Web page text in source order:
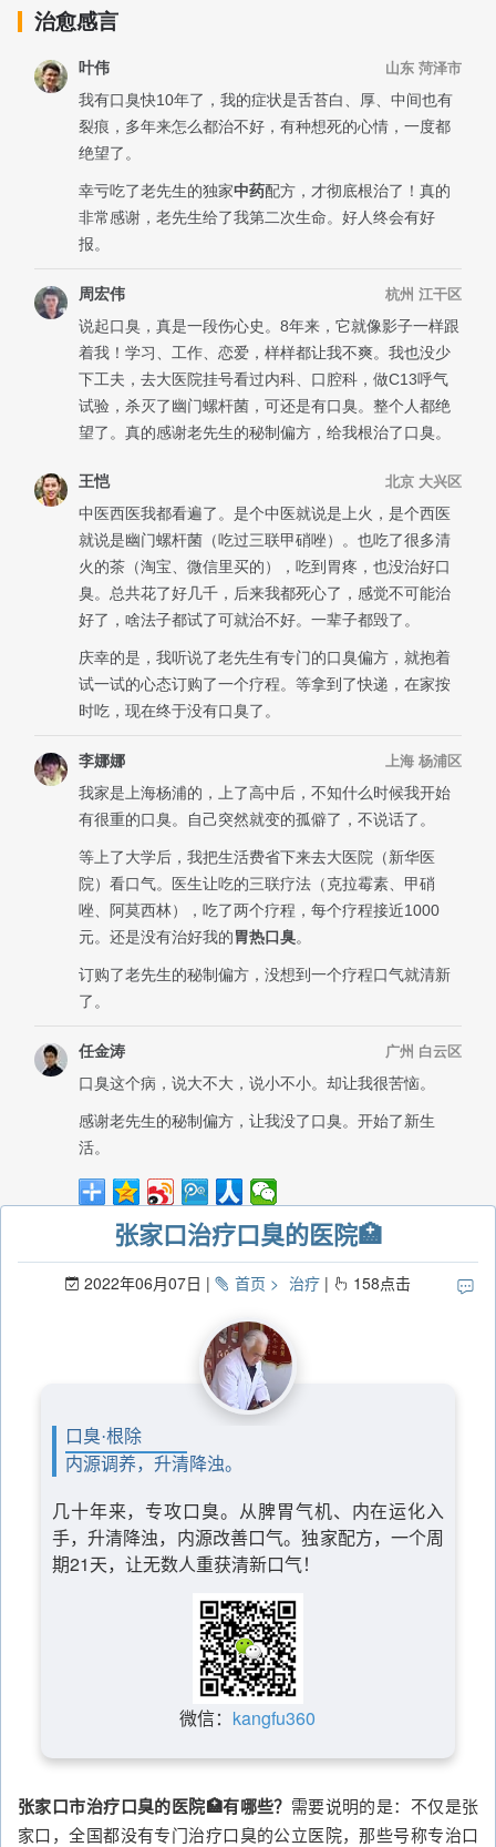
张家口治疗口臭的医院🏥
2022年06月07日 首页 治疗 158点击
口臭·根除
内源调养，升清降浊。
几十年来，专攻口臭。从脾胃气机、内在运化入
手，升清降浊，内源改善口气。独家配方，一个周
期21天，让无数人重获清新口气！
微信： kangfu360
张家口市治疗口臭的医院🏥有哪些？ 需要说明的是：不仅是张
家口，全国都没有专门治疗口臭的公立医院，那些号称专治口